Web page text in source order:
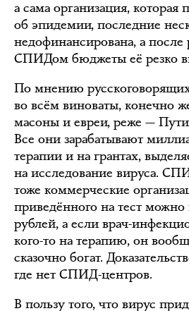
а сама организация, которая
об эпидемии, последние
недофинансирована, а после
СПИДом бюджеты её резко
По мнению
во всём виноваты, конечно
масоны и евреи, реже —
Все они зарабатывают
терапии и на грантах,
на исследование вируса.
тоже коммерческие
приведённого на тест можно
рублей, а если врач-
кого-то на терапию, он
сказочно богат.
где нет СПИД-центров.
В пользу того, что вирус